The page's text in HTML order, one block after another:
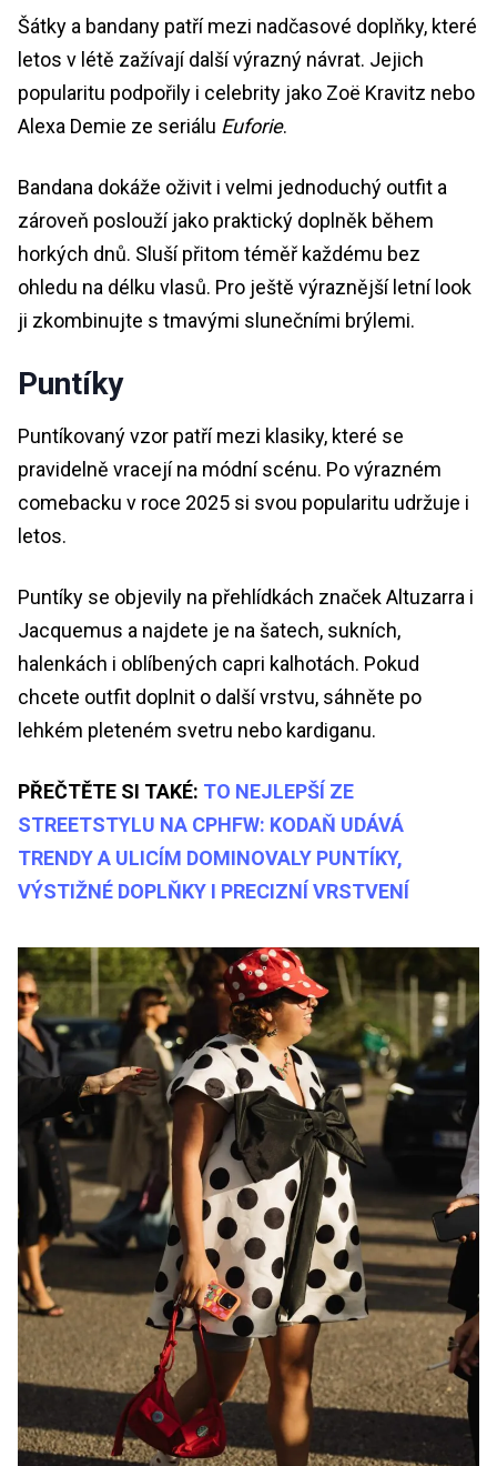
Šátky a bandany patří mezi nadčasové doplňky, které
letos v létě zažívají další výrazný návrat. Jejich
popularitu podpořily i celebrity jako Zoë Kravitz nebo
Alexa Demie ze seriálu Euforie.
Bandana dokáže oživit i velmi jednoduchý outfit a
zároveň poslouží jako praktický doplněk během
horkých dnů. Sluší přitom téměř každému bez
ohledu na délku vlasů. Pro ještě výraznější letní look
ji zkombinujte s tmavými slunečními brýlemi.
Puntíky
Puntíkovaný vzor patří mezi klasiky, které se
pravidelně vracejí na módní scénu. Po výrazném
comebacku v roce 2025 si svou popularitu udržuje i
letos.
Puntíky se objevily na přehlídkách značek Altuzarra i
Jacquemus a najdete je na šatech, sukních,
halenkách i oblíbených capri kalhotách. Pokud
chcete outfit doplnit o další vrstvu, sáhněte po
lehkém pleteném svetru nebo kardiganu.
PŘEČTĚTE SI TAKÉ: TO NEJLEPŠÍ ZE
STREETSTYLU NA CPHFW: KODAŇ UDÁVÁ
TRENDY A ULICÍM DOMINOVALY PUNTÍKY,
VÝSTIŽNÉ DOPLŇKY I PRECIZNÍ VRSTVENÍ